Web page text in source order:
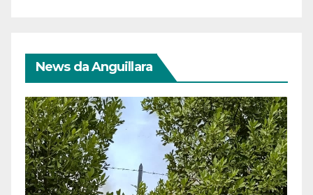
News da Anguillara